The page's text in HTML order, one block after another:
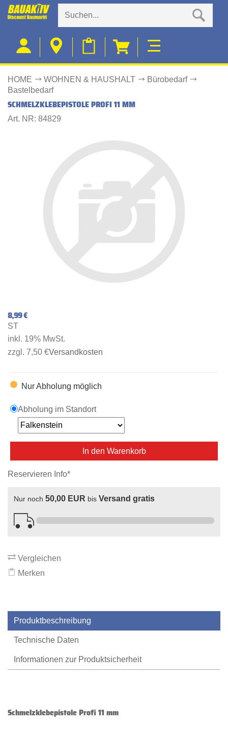
HOME WOHNEN & HAUSHALT
Bürobedarf
Bastelbedarf
SCHMELZKLEBEPISTOLE PROFI 11 MM
Art. NR: 84829
8,99 €
ST
inkl. 19% MwSt.
zzgl. 7,50 €Versandkosten
Nur Abholung möglich
Abholung im Standort
In den Warenkorb
Reservieren Info*
Nur noch 50,00 EUR bis Versand gratis
Vergleichen
Merken
Produktbeschreibung
Technische Daten
Informationen zur Produktsicherheit
Schmelzklebepistole Profi 11 mm